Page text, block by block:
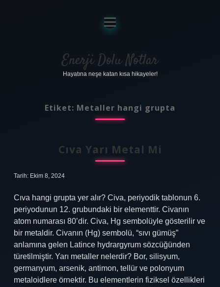
Anasayfa
Gizlilik Politikası
Yasal Uyarı
menüyü
aç
Enerji Dolu Notlar
Hayatına neşe katan kısa hikayeler!
Etiket: Metaller hangi grupta
Cıva Yarı Metal Mi
Tarih: Ekim 8, 2024
Cıva hangi grupta yer alır? Civa, periyodik tablonun 6.
periyodunun 12. grubundaki bir elementtir. Civanın
atom numarası 80’dir. Civa, Hg sembolüyle gösterilir ve
bir metaldir. Civanın (Hg) sembolü, “sıvı gümüş”
anlamına gelen Latince hydrargyrum sözcüğünden
türetilmiştir. Yarı metaller nelerdir? Bor, silisyum,
germanyum, arsenik, antimon, tellür ve polonyum
metaloidlere örnektir. Bu elementlerin fiziksel özellikleri